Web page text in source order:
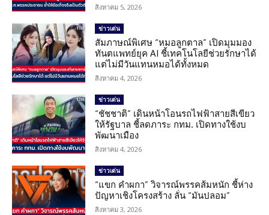
สิงหาคม 5, 2026
ข่าวเด่น
สัมภาษณ์พิเศษ “หมอลูกตาล” เปิดมุมมอง
ทันตแพทย์ยุค AI ชี้เทคโนโลยีช่วยรักษาได้
แต่ไม่มีวันแทนหมอได้ทั้งหมด
สิงหาคม 4, 2026
ข่าวเด่น
“ชัชชาติ” เดินหน้าโอนรถไฟฟ้าสายสีเขียว
ให้รัฐบาล ชี้ลดภาระ กทม. เปิดทางใช้งบ
พัฒนาเมือง
สิงหาคม 4, 2026
ข่าวเด่น
“แขก คำผกา” วิจารณ์พรรคส้มหนัก ชี้ห่าง
ปัญหาเชิงโครงสร้าง ลั่น “มันปลอม”
สิงหาคม 3, 2026